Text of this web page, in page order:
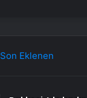
Son Eklenen